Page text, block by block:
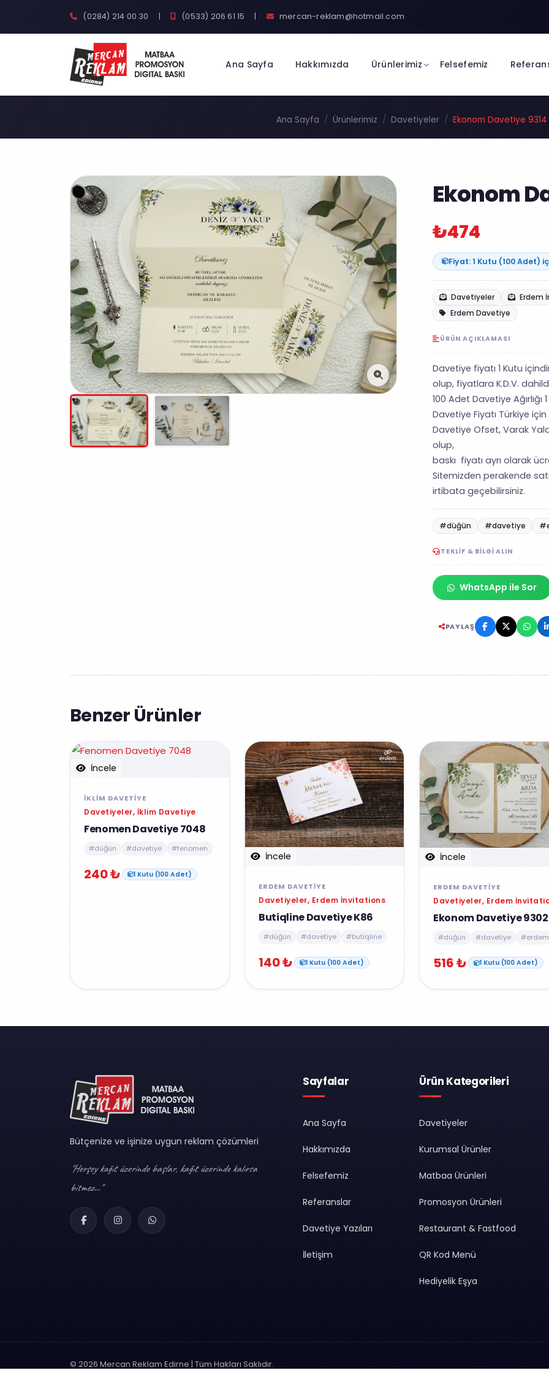
(0284) 214 00 30 | (0533) 206 61 15 | mercan-reklam@hotmail.com
Ana Sayfa Hakkımızda Ürünlerimiz Felsefemiz
Ana Sayfa Ürünlerimiz Davetiyeler Ekonom Davetiye 9314
Ekonom
₺474
Fiyat: 1 Kutu (100 Adet)
Davetiyeler
Erdem
Erdem Davetiye
ÜRÜN AÇIKLAMASI
Davetiye fiyatı 1 Kutu
olup, fiyatlara K.D.V.
100 Adet Davetiye Ağırlığı 1
Davetiye Fiyatı Türkiye
Davetiye Ofset, Varak
olup,
baskı fiyatı ayrı olarak
Sitemizden perakende
irtibata geçebilirsiniz.
#düğün #davetiye
TEKLIF & BILGI ALIN
WhatsApp ile Sor
PAYLAŞ
Benzer Ürünler
İncele
İKLIM DAVETIYE
Davetiyeler, İklim Davetiye
Fenomen Davetiye 7048
#düğün #davetiye #fenomen
240 ₺ 1 Kutu (100 Adet)
İncele
ERDEM DAVETIYE
Davetiyeler, Erdem İnvitations
Butiqline Davetiye K86
#düğün #davetiye #butiqline
140 ₺ 1 Kutu (100 Adet)
İncele
ERDEM DAVETIYE
Davetiyeler, Erdem
Ekonom Davetiye 9302
#düğün #davetiye #erdem
516 ₺ 1 Kutu (100 Adet)
Bütçenize ve işinize uygun reklam çözümleri
"Herşey kağıt üzerinde başlar, kağıt üzerinde kalırsa
bitmez..."
Sayfalar
Ana Sayfa
Hakkımızda
Felsefemiz
Referanslar
Davetiye Yazıları
İletişim
Ürün Kategorileri
Davetiyeler
Kurumsal Ürünler
Matbaa Ürünleri
Promosyon Ürünleri
Restaurant & Fastfood
QR Kod Menü
Hediyelik Eşya
© 2026 Mercan Reklam Edirne | Tüm Hakları Saklıdır.